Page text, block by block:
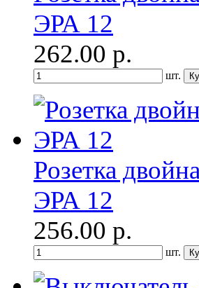
ЭРА 12
262.00 р.
шт.
Розетка
ЭРА 12
256.00 р.
шт.